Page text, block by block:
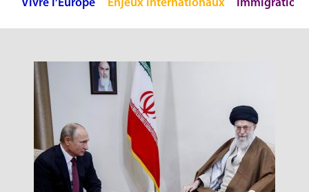
Vivre l’Europe Enjeux internationaux Immigration